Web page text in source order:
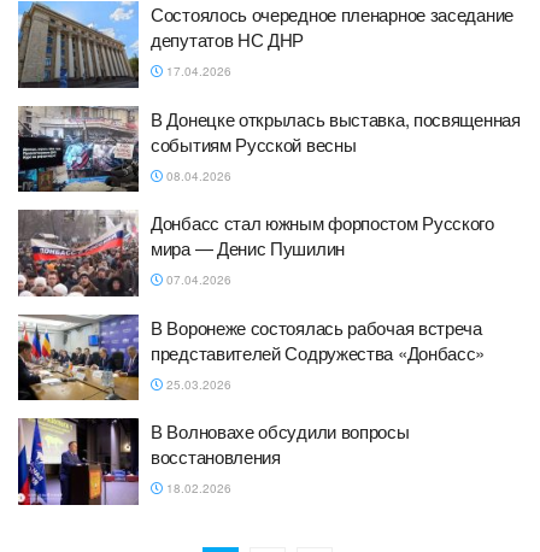
Состоялось очередное пленарное заседание
депутатов НС ДНР
17.04.2026
В Донецке открылась выставка, посвященная
событиям Русской весны
08.04.2026
Донбасс стал южным форпостом Русского
мира — Денис Пушилин
07.04.2026
В Воронеже состоялась рабочая встреча
представителей Содружества «Донбасс»
25.03.2026
В Волновахе обсудили вопросы
восстановления
18.02.2026